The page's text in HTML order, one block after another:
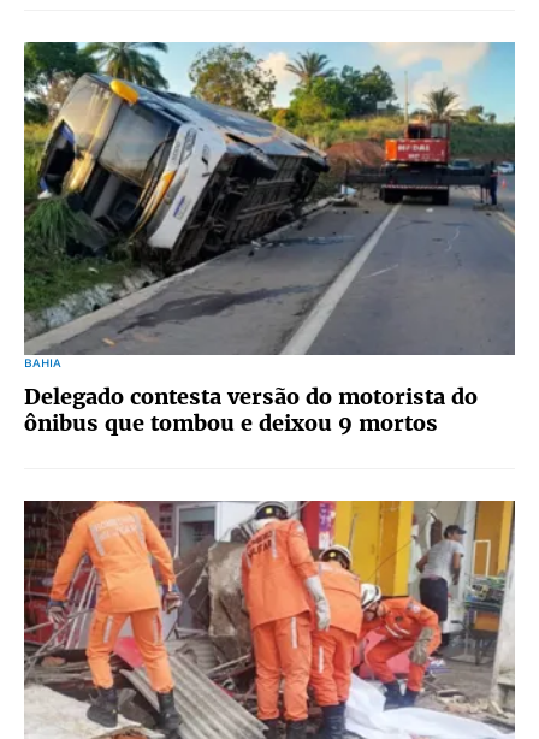
BAHIA
Delegado contesta versão do motorista do
ônibus que tombou e deixou 9 mortos